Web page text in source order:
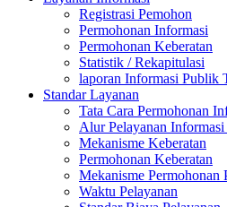
Registrasi Pemohon
Permohonan Informasi
Permohonan Keberatan
Statistik / Rekapitulasi
laporan Informasi Publik
Standar Layanan
Tata Cara Permohonan
Alur Pelayanan
Mekanisme Keberatan
Permohonan Keberatan
Mekanisme Permohonan
Waktu Pelayanan